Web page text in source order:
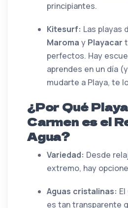
principiantes.
Kitesurf: Las playas
Maroma y Playacar
perfectos. Hay
aprendes en un día
mudarte a Playa, te
¿Por Qué
Carmen es el
Agua?
Variedad: Desde
extremo, hay
Aguas cristalinas:
es tan transparente